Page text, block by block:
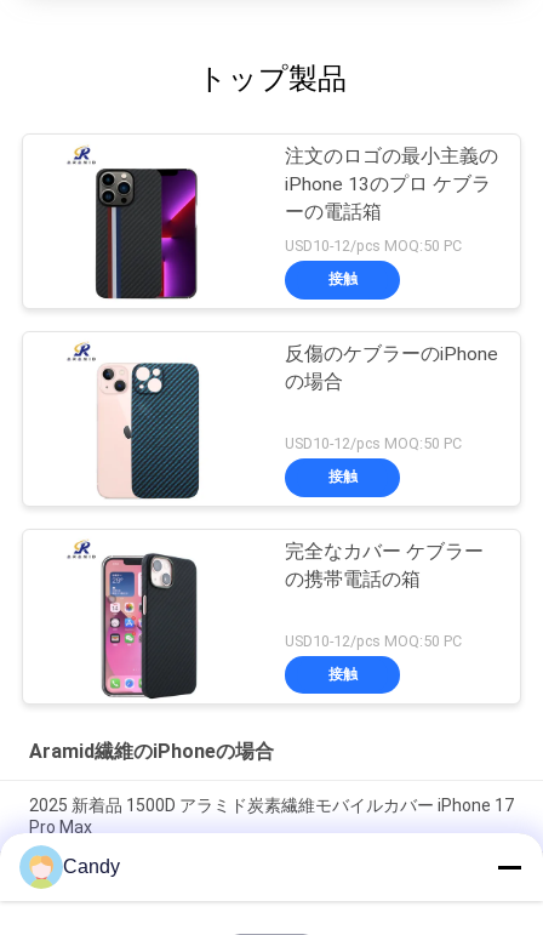
トップ製品
注文のロゴの最小主義の
iPhone 13のプロ ケブラ
ーの電話箱
USD10-12/pcs MOQ:50 PC
接触
反傷のケブラーのiPhone
の場合
USD10-12/pcs MOQ:50 PC
接触
完全なカバー ケブラー
の携帯電話の箱
USD10-12/pcs MOQ:50 PC
接触
Aramid繊維のiPhoneの場合
2025 新着品 1500D アラミド炭素繊維モバイルカバー iPhone 17
Pro Max
iPhone 17 Pro Max用メタルフレーム付きプレミアムアラミドカ
ーボンファイバーモバイルカバー
Candy